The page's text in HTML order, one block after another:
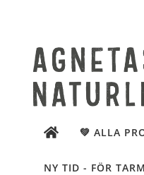
💚 ALLA
NY TID - FÖR